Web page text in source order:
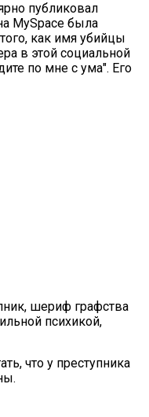
публиковал
MySpace была
как имя убийцы
в этой социальной
по мне с ума". Его
шериф графства
психикой,
что у преступника